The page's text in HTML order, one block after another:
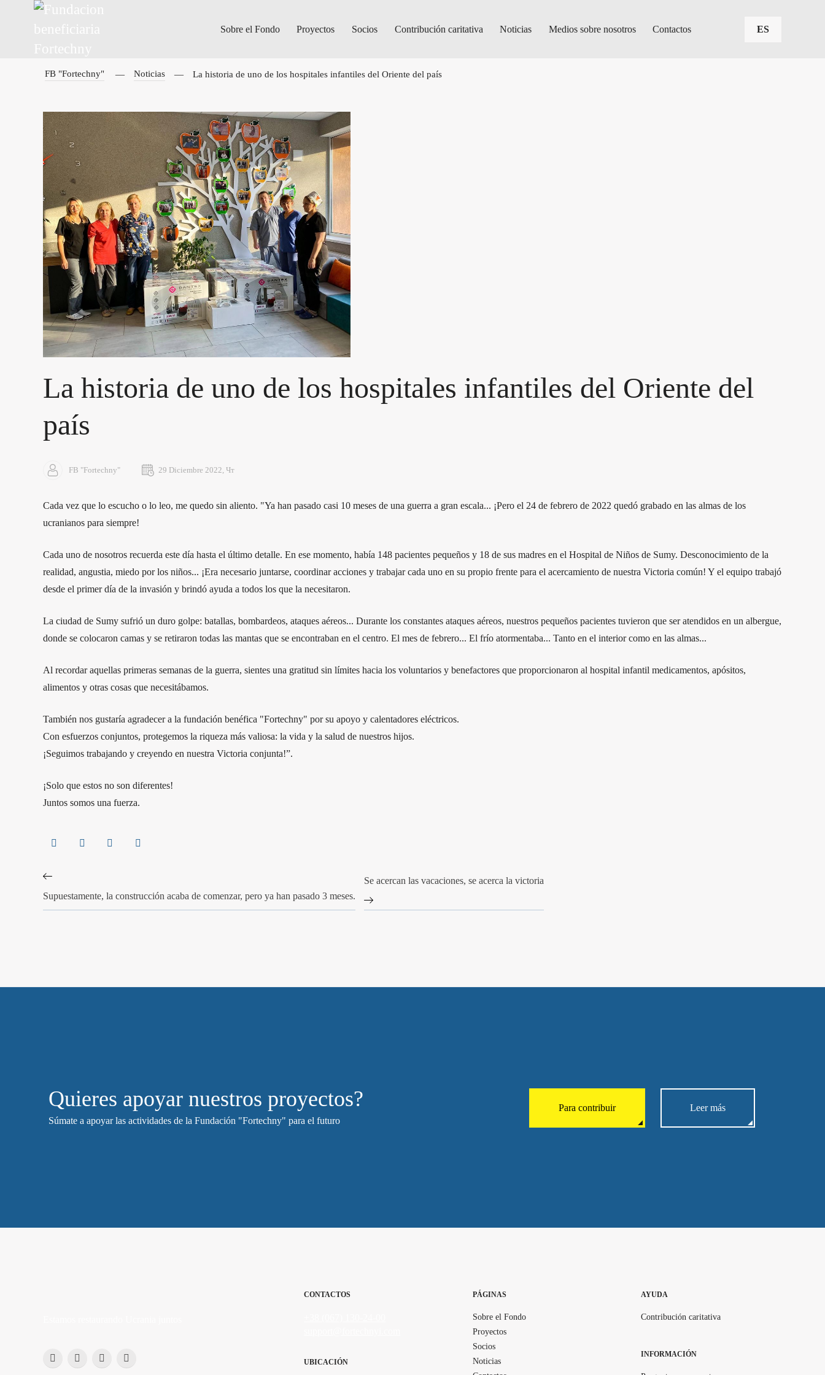
Sobre el Fondo Proyectos Socios Contribución caritativa Noticias Medios sobre nosotros Contactos ES
FB "Fortechny" Noticias La historia de uno de los hospitales infantiles del Oriente del país
La historia de uno de los hospitales infantiles del Oriente del
país
FB "Fortechny" 29 Diciembre 2022, Чт
Cada vez que lo escucho o lo leo, me quedo sin aliento. "Ya han pasado casi 10 meses de una guerra a gran escala... ¡Pero el 24 de febrero de 2022 quedó grabado en las almas de los
ucranianos para siempre!
Cada uno de nosotros recuerda este día hasta el último detalle. En ese momento, había 148 pacientes pequeños y 18 de sus madres en el Hospital de Niños de Sumy. Desconocimiento de la
realidad, angustia, miedo por los niños... ¡Era necesario juntarse, coordinar acciones y trabajar cada uno en su propio frente para el acercamiento de nuestra Victoria común! Y el equipo trabajó
desde el primer día de la invasión y brindó ayuda a todos los que la necesitaron.
La ciudad de Sumy sufrió un duro golpe: batallas, bombardeos, ataques aéreos... Durante los constantes ataques aéreos, nuestros pequeños pacientes tuvieron que ser atendidos en un albergue,
donde se colocaron camas y se retiraron todas las mantas que se encontraban en el centro. El mes de febrero... El frío atormentaba... Tanto en el interior como en las almas...
Al recordar aquellas primeras semanas de la guerra, sientes una gratitud sin límites hacia los voluntarios y benefactores que proporcionaron al hospital infantil medicamentos, apósitos,
alimentos y otras cosas que necesitábamos.
También nos gustaría agradecer a la fundación benéfica "Fortechny" por su apoyo y calentadores eléctricos.
Con esfuerzos conjuntos, protegemos la riqueza más valiosa: la vida y la salud de nuestros hijos.
¡Seguimos trabajando y creyendo en nuestra Victoria conjunta!”.
¡Solo que estos no son diferentes!
Juntos somos una fuerza.
Supuestamente, la construcción acaba de comenzar, pero ya han pasado 3 meses.
Se acercan las vacaciones, se acerca la victoria
Quieres apoyar nuestros proyectos?
Súmate a apoyar las actividades de la Fundación "Fortechny" para el futuro
Para contribuir Leer más
CONTACTOS
UBICACIÓN
PÁGINAS
Sobre el Fondo
Proyectos
Socios
Noticias
AYUDA
Contribución caritativa
INFORMACIÓN